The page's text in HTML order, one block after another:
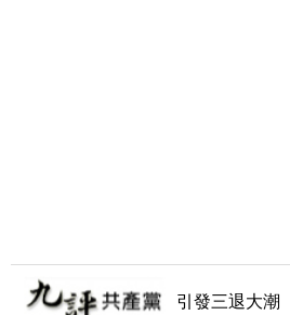
引發三退大潮